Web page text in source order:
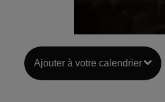
Ajouter à votre calendrier